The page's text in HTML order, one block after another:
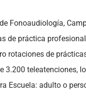
Fonoaudiología,
de práctica
rotaciones de
3.200 teleatenciones, lo
Escuela: adulto o